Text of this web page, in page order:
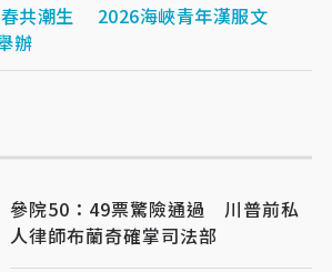
共潮生 2026海峽青年漢服文
辦
參院50：49票驚險通過 川普前私
人律師布蘭奇確掌司法部